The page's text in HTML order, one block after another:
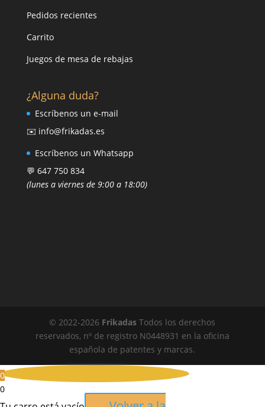
Pedidos recientes
Carrito
Juegos de mesa de rebajas
¿Alguna duda?
Escríbenos un e-mail
✉️ info@frikadas.es
Escríbenos un Whatsapp
💬 647 750 834
(lunes a viernes de 9:00 a 18:00)
© 2022-2026 Frikadas Todos los derechos
reservados, nº de registro N0448931 en la oficina
española de patentes y marcas.
0
0